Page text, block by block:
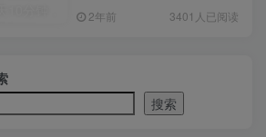
2年前 3401人已阅读
搜索